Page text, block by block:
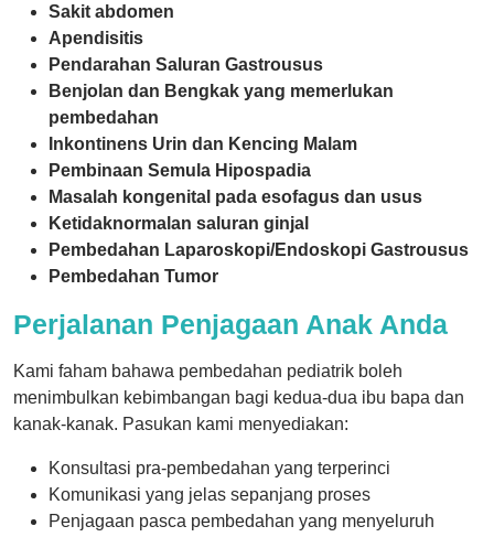
Sakit abdomen
Apendisitis
Pendarahan Saluran Gastrousus
Benjolan dan Bengkak yang memerlukan
pembedahan
Inkontinens Urin dan Kencing Malam
Pembinaan Semula Hipospadia
Masalah kongenital pada esofagus dan usus
Ketidaknormalan saluran ginjal
Pembedahan Laparoskopi/Endoskopi Gastrousus
Pembedahan Tumor
Perjalanan Penjagaan Anak Anda
Kami faham bahawa pembedahan pediatrik boleh
menimbulkan kebimbangan bagi kedua-dua ibu bapa dan
kanak-kanak. Pasukan kami menyediakan:
Konsultasi pra-pembedahan yang terperinci
Komunikasi yang jelas sepanjang proses
Penjagaan pasca pembedahan yang menyeluruh